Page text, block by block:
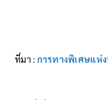
ที่มา : การทางพิเศษแห่ง